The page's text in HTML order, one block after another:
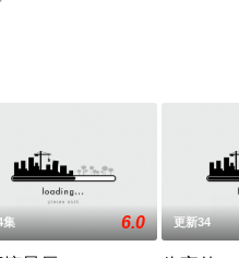
集 6.0 更新34